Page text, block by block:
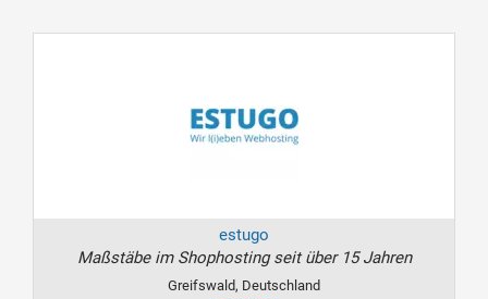
estugo
Maßstäbe im Shophosting seit über 15 Jahren
Greifswald, Deutschland